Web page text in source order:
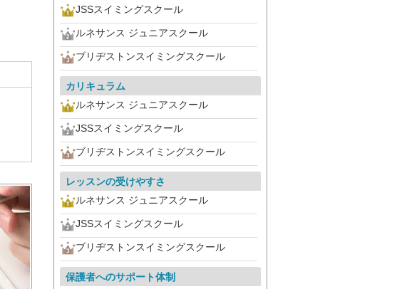
JSSスイミングスクール
ルネサンス ジュニアスクール
ブリヂストンスイミングスクール
カリキュラム
ルネサンス ジュニアスクール
JSSスイミングスクール
ブリヂストンスイミングスクール
レッスンの受けやすさ
ルネサンス ジュニアスクール
JSSスイミングスクール
ブリヂストンスイミングスクール
保護者へのサポート体制